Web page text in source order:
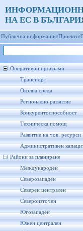
НА ЕС В
Публична информация/Проекти/
Оперативни програми
Транспорт
Околна среда
Регионално развитие
Конкурентоспособност
Техническа помощ
Развитие на чов. ресурси
Административен
Райони за планиране
Международен
Северозападен
Северен централен
Североизточен
Югозападен
Южен централен